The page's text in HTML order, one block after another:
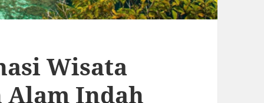
Wisata
Alam Indah